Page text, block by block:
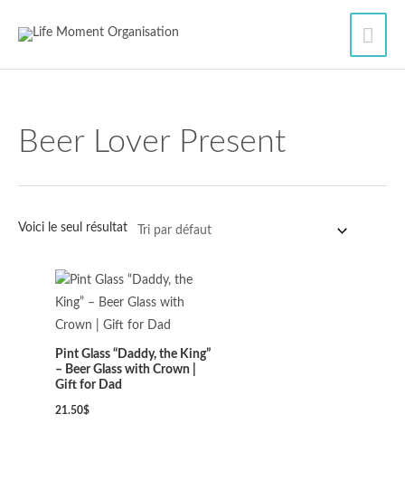
Beer Lover Present
Voici le seul résultat
Pint Glass “Daddy, the King”
– Beer Glass with Crown |
Gift for Dad
21.50$